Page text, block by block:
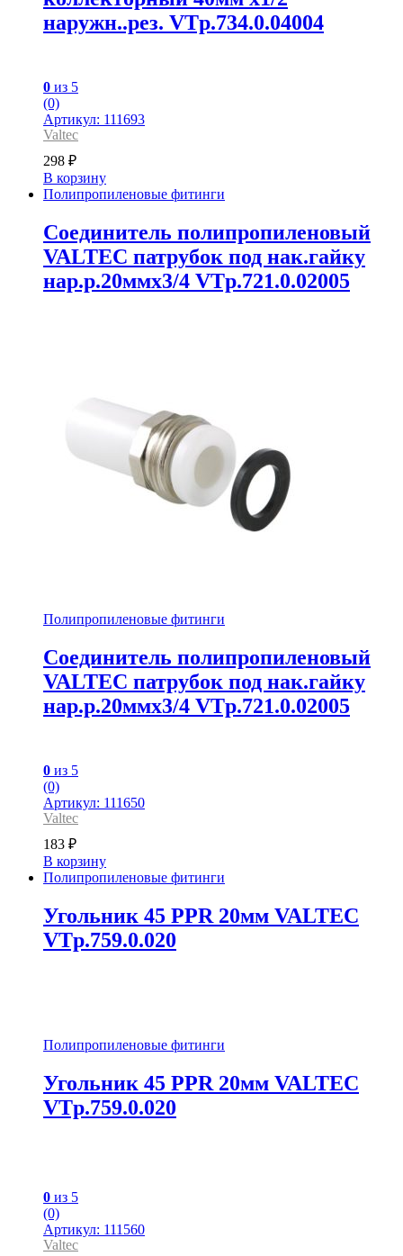
наружн..рез. VTp.734.0.04004
0 из 5
(0)
Артикул: 111693
Valtec
298 ₽
В корзину
Полипропиленовые фитинги
Соединитель полипропиленовый
VALTEC патрубок под нак.гайку
нар.р.20ммх3/4 VTp.721.0.02005
Полипропиленовые фитинги
Соединитель полипропиленовый
VALTEC патрубок под нак.гайку
нар.р.20ммх3/4 VTp.721.0.02005
0 из 5
(0)
Артикул: 111650
Valtec
183 ₽
В корзину
Полипропиленовые фитинги
Угольник 45 PPR 20мм VALTEC
VTp.759.0.020
Полипропиленовые фитинги
Угольник 45 PPR 20мм VALTEC
VTp.759.0.020
0 из 5
(0)
Артикул: 111560
Valtec